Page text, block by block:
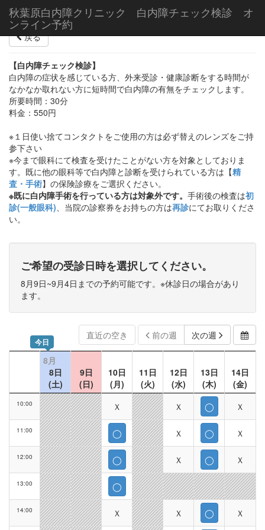
秋葉原白内障クリニック 白内障チェック検診 オ
ンライン予約
戻る
【白内障チェック検診】
白内障の症状を感じている方、外来受診・健康診断をする時間が
なかなか取れない方に短時間で白内障の有無をチェックします。
所要時間：30分
料金：550円
※１日使い捨てコンタクトをご使用の方は必ず替えのレンズをご持
参下さい
※今まで眼科にて検査を受けたことがない方を対象としておりま
す。既に他の眼科等で白内障と診断を受けられている方は【精
査・手術】の保険診療をご選択ください。
※既に白内障手術を行っている方は対象外です。 手術後の検査は初
診(一般眼科)、当院の診察券をお持ちの方は再診にてお取りくださ
い。
ご希望の受診日時を選択してください。
8月9日~9月4日までの予約可能です。※休診日の場合があり
ます。
直近の空き 前の週 次の週
今日
8月
8日
(土)
9日
(日)
10日
(月)
11日
(火)
12日
(水)
13日
(木)
14日
(金)
10:00 Ｘ Ｘ ◯ Ｘ
11:00 ◯ Ｘ ◯ Ｘ
12:00 ◯ Ｘ ◯ Ｘ
13:00 ◯
14:00 Ｘ Ｘ ◯ Ｘ